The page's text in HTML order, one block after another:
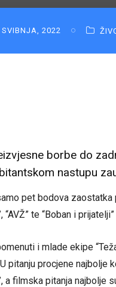
SVIBNJA, 2022
borbe do
nastupu
pet bodova zaostatka
“AVŽ” te “Boban i
i mlade ekipe
pitanju procjene najbolje
a filmska pitanja najbolje